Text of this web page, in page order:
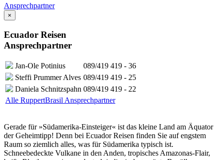
Ansprechpartner
×
Ecuador Reisen
Ansprechpartner
Jan-Ole Potinius
089/419 419 - 36
Steffi Prummer Alves 089/419 419 - 25
Daniela Schnitzspahn 089/419 419 - 22
Alle RuppertBrasil Ansprechpartner
Gerade für »Südamerika-Einsteiger« ist das kleine Land am Äquator
der Geheimtipp! Denn bei Ecuador Reisen finden Sie auf engstem
Raum so ziemlich alles, was für Südamerika typisch ist.
Schneebedeckte Vulkane in den Anden, tropisches Amazonas-Flair,